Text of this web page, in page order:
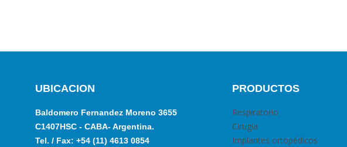
UBICACION
Baldomero Fernandez Moreno 3655
C1407HSC - CABA- Argentina.
Tel. / Fax: +54 (11) 4613 0854
PRODUCTOS
Respiratorio
Cirugia
Implantes ortopédicos